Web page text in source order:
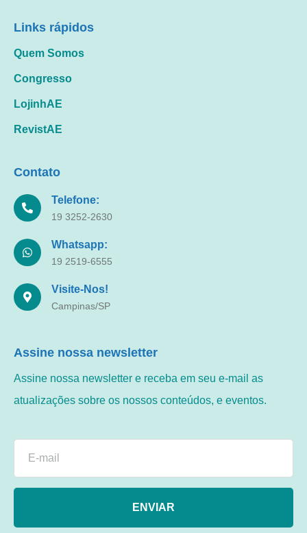
Links rápidos
Quem Somos
Congresso
LojinhAE
RevistAE
Contato
Telefone:
19 3252-2630
Whatsapp:
19 2519-6555
Visite-Nos!
Campinas/SP
Assine nossa newsletter
Assine nossa newsletter e receba em seu e-mail as
atualizações sobre os nossos conteúdos, e eventos.
ENVIAR